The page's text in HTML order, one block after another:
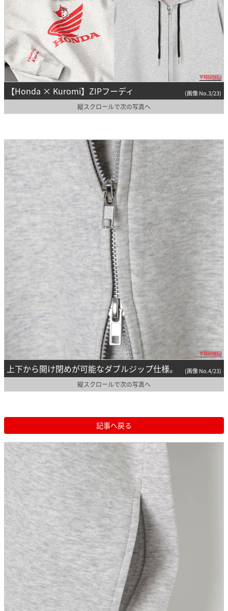
【Honda × Kuromi】ZIPフーディ (画像 No.3/23)
縦スクロールで次の写真へ
上下から開け閉めが可能なダブルジップ仕様。 (画像 No.4/23)
縦スクロールで次の写真へ
記事へ戻る